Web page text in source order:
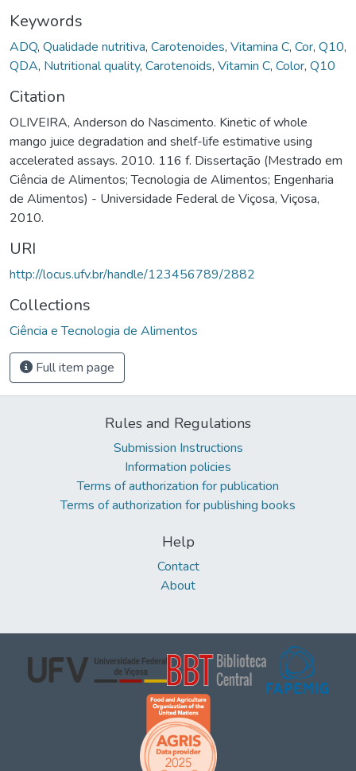
Keywords
ADQ, Qualidade nutritiva, Carotenoides, Vitamina C, Cor, Q10,
QDA, Nutritional quality, Carotenoids, Vitamin C, Color, Q10
Citation
OLIVEIRA, Anderson do Nascimento. Kinetic of whole
mango juice degradation and shelf-life estimative using
accelerated assays. 2010. 116 f. Dissertação (Mestrado em
Ciência de Alimentos; Tecnologia de Alimentos; Engenharia
de Alimentos) - Universidade Federal de Viçosa, Viçosa,
2010.
URI
http://locus.ufv.br/handle/123456789/2882
Collections
Ciência e Tecnologia de Alimentos
Full item page
Rules and Regulations
Submission Instructions
Information policies
Terms of authorization for publication
Terms of authorization for publishing books
Help
Contact
About